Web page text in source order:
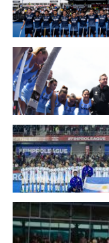
14/07/2026
MUNDIAL 2026: LOS LEONES
Del 15 al 30 de agosto disputarán el
LEER MÁS
09/07/2026
MUNDIAL 2026: LAS LEONAS
Del 15 al 30 de agosto disputarán el
LEER MÁS
29/05/2026
LOS LEONES CONVOCADOS PARA LA
En junio, el seleccionado nacional
League 2025-26 en Inglaterra y
LEER MÁS